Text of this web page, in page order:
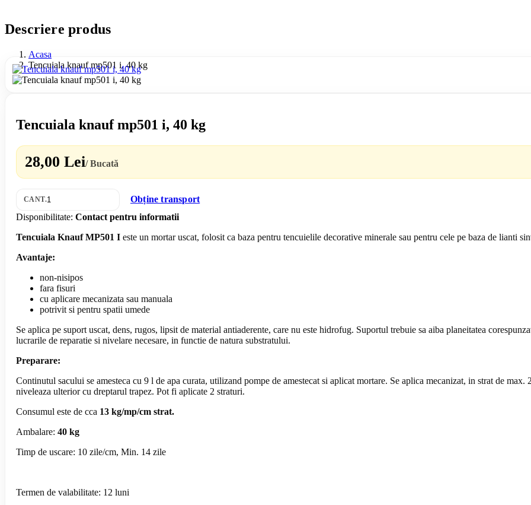
Descriere produs
Acasa
Tencuiala knauf mp501 i, 40 kg
Tencuiala knauf mp501 i, 40 kg
28,00 Lei/ Bucată
CANT.
Obține transport
Disponibilitate: Contact pentru informatii
Tencuiala Knauf MP501 I este un mortar uscat, folosit ca baza pentru tencuielile decorative minerale sau pentru cele pe baza de lianti
Avantaje:
non-nisipos
fara fisuri
cu aplicare mecanizata sau manuala
potrivit si pentru spatii umede
Se aplica pe suport uscat, dens, rugos, lipsit de material antiaderente, care nu este hidrofug. Suportul trebuie sa aiba planeitatea
lucrarile de reparatie si nivelare necesare, in functie de natura substratului.
Preparare:
Continutul sacului se amesteca cu 9 l de apa curata, utilizand pompe de amestecat si aplicat mortare. Se aplica mecanizat, in strat de
niveleaza ulterior cu dreptarul trapez. Pot fi aplicate 2 straturi.
Consumul este de cca 13 kg/mp/cm strat.
Ambalare: 40 kg
Timp de uscare: 10 zile/cm, Min. 14 zile
Termen de valabilitate: 12 luni